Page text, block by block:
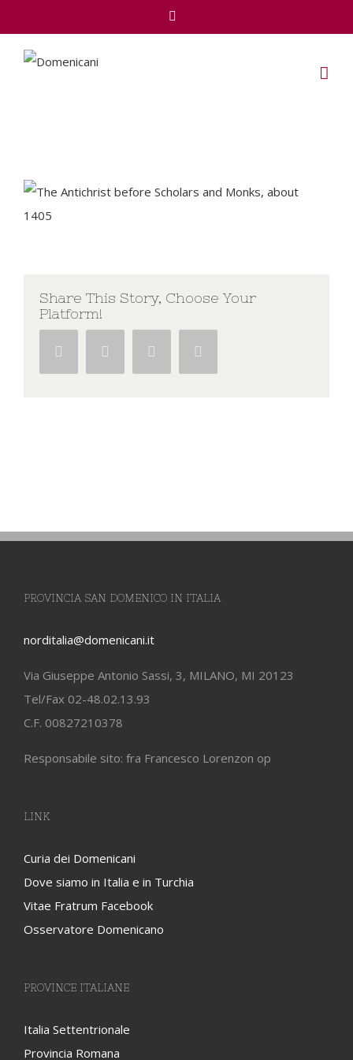
Share This Story, Choose Your
Platform!
Facebook Twitter Google+
PROVINCIA SAN DOMENICO IN ITALIA
norditalia@domenicani.it
Via Giuseppe Antonio Sassi, 3, MILANO, MI 20123
Tel/Fax 02-48.02.13.93
C.F. 00827210378
Responsabile sito: fra Francesco Lorenzon op
LINK
Curia dei Domenicani
Dove siamo in Italia e in Turchia
Vitae Fratrum Facebook
Osservatore Domenicano
PROVINCE ITALIANE
Italia Settentrionale
Provincia Romana